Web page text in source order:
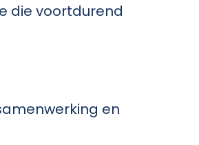
die voortdurend
en